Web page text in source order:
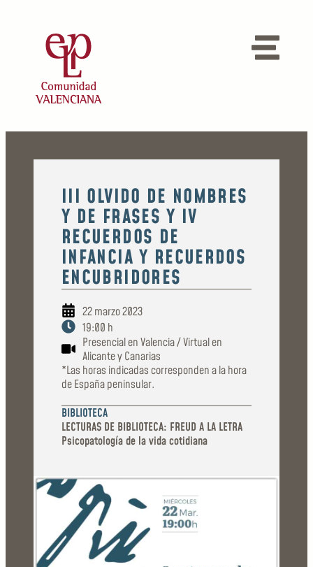
III OLVIDO DE NOMBRES
Y DE FRASES Y IV
RECUERDOS DE
INFANCIA Y RECUERDOS
ENCUBRIDORES
22 marzo 2023
19:00 h
Presencial en Valencia / Virtual en
Alicante y Canarias
*Las horas indicadas corresponden a la hora
de España peninsular.
BIBLIOTECA
LECTURAS DE BIBLIOTECA: FREUD A LA LETRA
Psicopatología de la vida cotidiana